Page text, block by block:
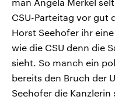
man Angela Merkel
CSU-Parteitag vor gut
Horst Seehofer ihr
wie die CSU denn die
sieht. So manch ein
bereits den Bruch der
Seehofer die